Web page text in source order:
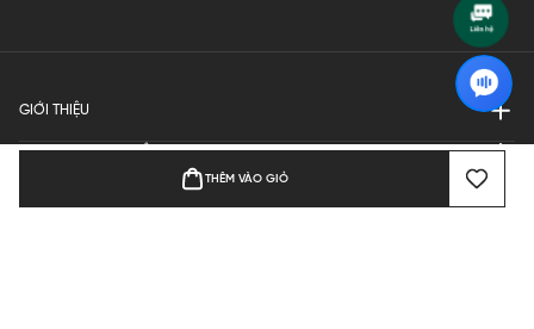
THÊM VÀO GIỎ
GIỚI THIỆU
QUY ĐỊNH HOẠT ĐỘNG